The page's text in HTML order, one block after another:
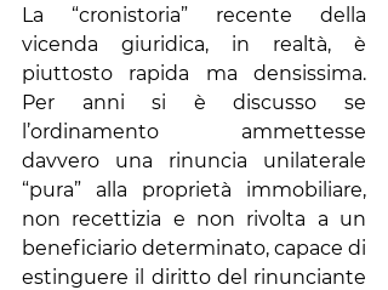
La “cronistoria” recente della
vicenda giuridica, in realtà, è
piuttosto rapida ma densissima.
Per anni si è discusso se
l’ordinamento ammettesse
davvero una rinuncia unilaterale
“pura” alla proprietà immobiliare,
non recettizia e non rivolta a un
beneficiario determinato, capace di
estinguere il diritto del rinunciante